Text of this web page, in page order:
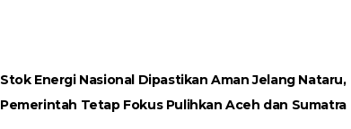
Stok Energi Nasional Dipastikan Aman Jelang Nataru,
Pemerintah Tetap Fokus Pulihkan Aceh dan Sumatra